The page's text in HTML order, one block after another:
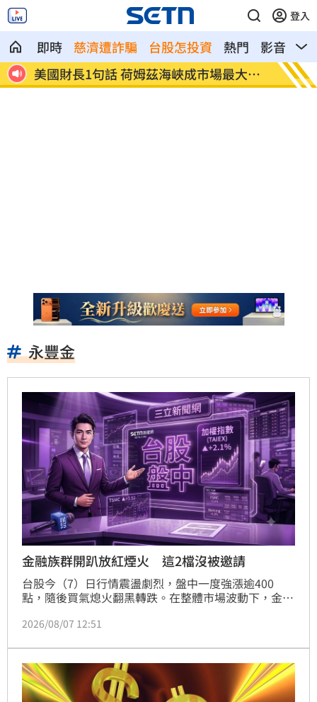
登入
即時 慈濟遭詐騙 台股怎投資 熱門 影音
熱
無
美國財長1句話 荷姆茲海峽成市場最大變
數
駐外
班
永豐金
金融族群開趴放紅煙火 這2檔沒被邀請
台股今（7）日行情震盪劇烈，盤中一度強漲逾400
點，隨後買氣熄火翻黑轉跌。在整體市場波動下，金融
中信金、國泰金及台新新光金等均同步走高，展現抗跌
逆勢下跌，第一金則維持平盤，顯示族群內部走勢分
歧。投資人需留意盤勢變化，理財決策應審慎評估風
險，投資一定有風險，務必自行審慎判斷。
2026/08/07 12:51